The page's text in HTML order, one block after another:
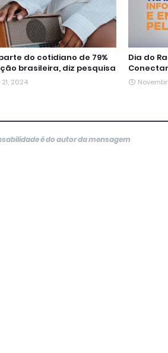
do cotidiano de 79%
brasileira, diz pesquisa
2024
Dia do
é do autor da mensagem